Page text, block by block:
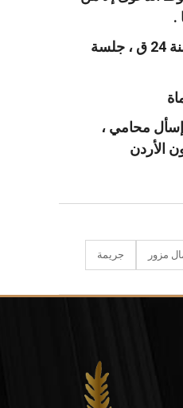
.
( الطعن رقم 44 لسنة 24 ق ، جلسة
محامي ،
الأردن
مزور جريمة